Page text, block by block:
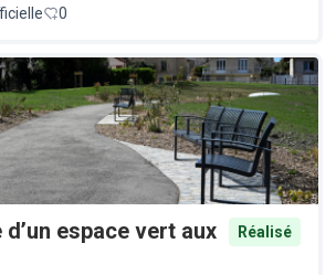
0
espace vert aux
Réalisé